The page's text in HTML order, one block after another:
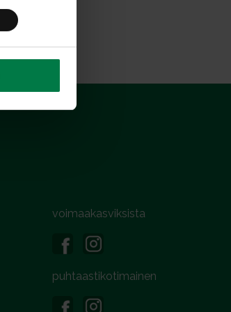
voimaakasviksista
puhtaastikotimainen